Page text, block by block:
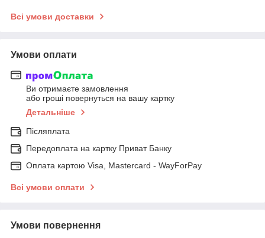
Всі умови доставки
Умови оплати
Ви отримаєте замовлення
або гроші повернуться на вашу картку
Детальніше
Післяплата
Передоплата на картку Приват Банку
Оплата картою Visa, Mastercard - WayForPay
Всі умови оплати
Умови повернення